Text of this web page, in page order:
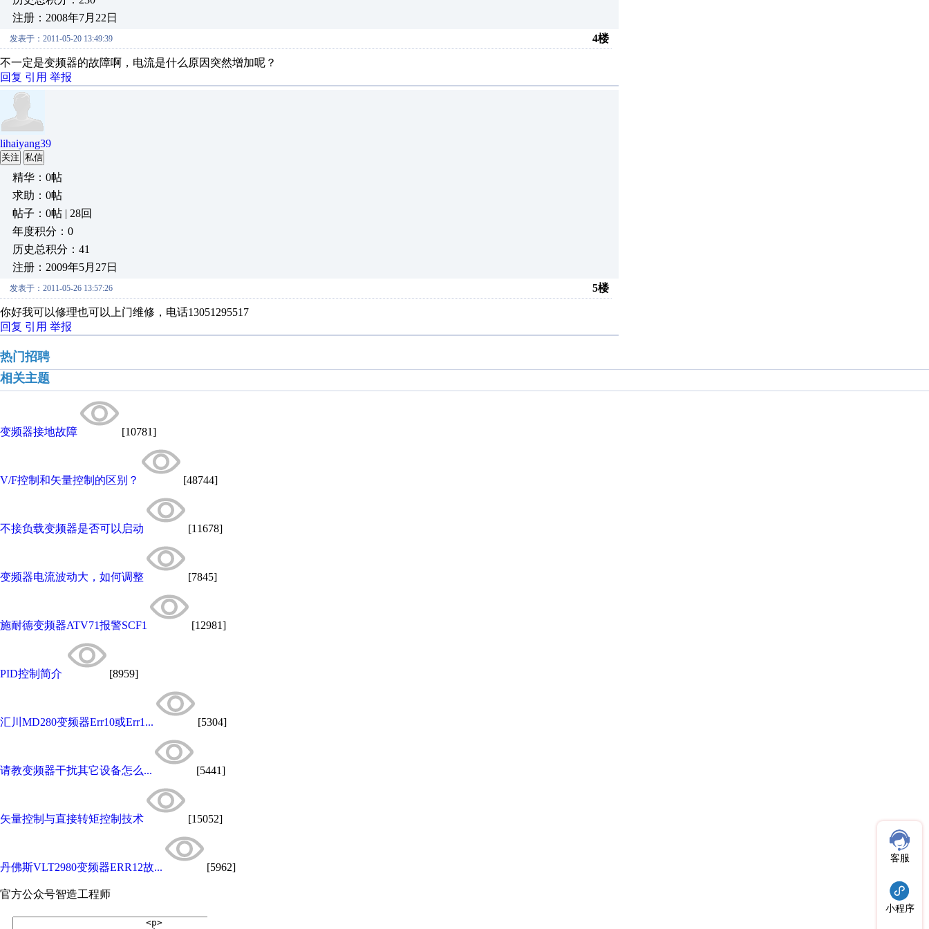
注册：2008年7月22日
发表于：2011-05-20 13:49:39 4楼
不一定是变频器的故障啊，电流是什么原因突然增加呢？
回复 引用 举报
lihaiyang39
关注 私信
精华：0帖
求助：0帖
帖子：0帖 | 28回
年度积分：0
历史总积分：41
注册：2009年5月27日
发表于：2011-05-26 13:57:26 5楼
你好我可以修理也可以上门维修，电话13051295517
回复 引用 举报
热门招聘
相关主题
变频器接地故障 [10781]
V/F控制和矢量控制的区别？ [48744]
不接负载变频器是否可以启动 [11678]
变频器电流波动大，如何调整 [7845]
施耐德变频器ATV71报警SCF1 [12981]
PID控制简介 [8959]
汇川MD280变频器Err10或Err1... [5304]
请教变频器干扰其它设备怎么... [5441]
矢量控制与直接转矩控制技术 [15052]
丹佛斯VLT2980变频器ERR12故... [5962]
官方公众号智造工程师
客服
小程序